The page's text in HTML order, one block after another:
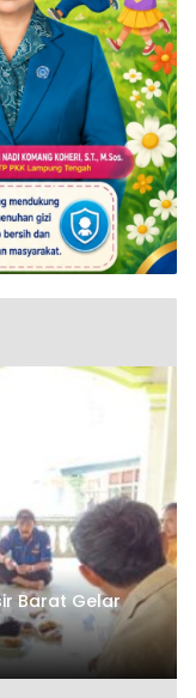
Barat Gelar